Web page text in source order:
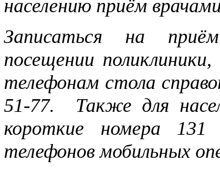
населению приём
Записаться на
посещении
телефонам стола
51-77. Также для
короткие номера
телефонов мобильных